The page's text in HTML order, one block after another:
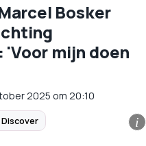
Bosker
mijn doen
2025 om 20:10
i